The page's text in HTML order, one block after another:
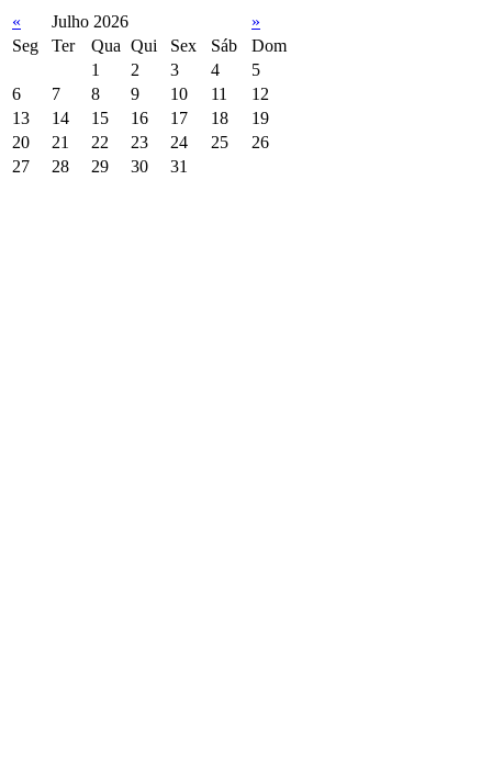
« Julho 2026
»
Seg
Ter Qua Qui Sex Sáb
Dom
1
2 3 4
5
6
7 8 9 10 11
12
13
14 15 16 17 18
19
20
21 22 23 24 25
26
27
28 29 30 31